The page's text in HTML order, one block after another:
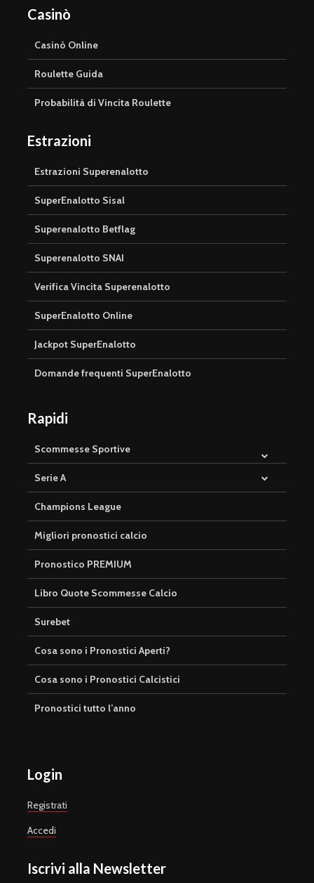
Casinò
Casinò Online
Roulette Guida
Probabilità di Vincita Roulette
Estrazioni
Estrazioni Superenalotto
SuperEnalotto Sisal
Superenalotto Betflag
Superenalotto SNAI
Verifica Vincita Superenalotto
SuperEnalotto Online
Jackpot SuperEnalotto
Domande frequenti SuperEnalotto
Rapidi
Scommesse Sportive
Serie A
Champions League
Migliori pronostici calcio
Pronostico PREMIUM
Libro Quote Scommesse Calcio
Surebet
Cosa sono i Pronostici Aperti?
Cosa sono i Pronostici Calcistici
Pronostici tutto l’anno
Login
Registrati
Accedi
Iscrivi alla Newsletter